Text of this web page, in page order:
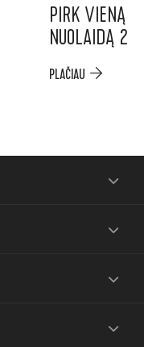
PIRK VIENĄ
NUOLAIDĄ 2-
PLAČIAU